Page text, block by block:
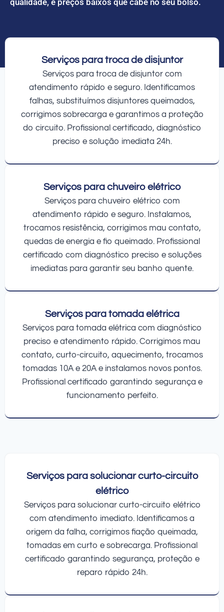
Serviços para troca de disjuntor
Serviços para troca de disjuntor com
atendimento rápido e seguro. Identificamos
falhas, substituímos disjuntores queimados,
corrigimos sobrecarga e garantimos a proteção
do circuito. Profissional certificado, diagnóstico
preciso e solução imediata 24h.
Serviços para chuveiro elétrico
Serviços para chuveiro elétrico com
atendimento rápido e seguro. Instalamos,
trocamos resistência, corrigimos mau contato,
quedas de energia e fio queimado. Profissional
certificado com diagnóstico preciso e soluções
imediatas para garantir seu banho quente.
Serviços para tomada elétrica
Serviços para tomada elétrica com diagnóstico
preciso e atendimento rápido. Corrigimos mau
contato, curto-circuito, aquecimento, trocamos
tomadas 10A e 20A e instalamos novos pontos.
Profissional certificado garantindo segurança e
funcionamento perfeito.
Serviços para solucionar curto-circuito
elétrico
Serviços para solucionar curto-circuito elétrico
com atendimento imediato. Identificamos a
origem da falha, corrigimos fiação queimada,
tomadas em curto e sobrecarga. Profissional
certificado garantindo segurança, proteção e
reparo rápido 24h.